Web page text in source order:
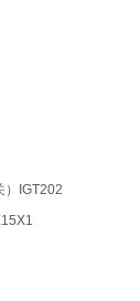
）IGT202